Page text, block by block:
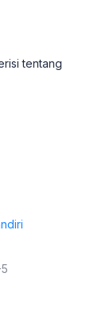
tentang